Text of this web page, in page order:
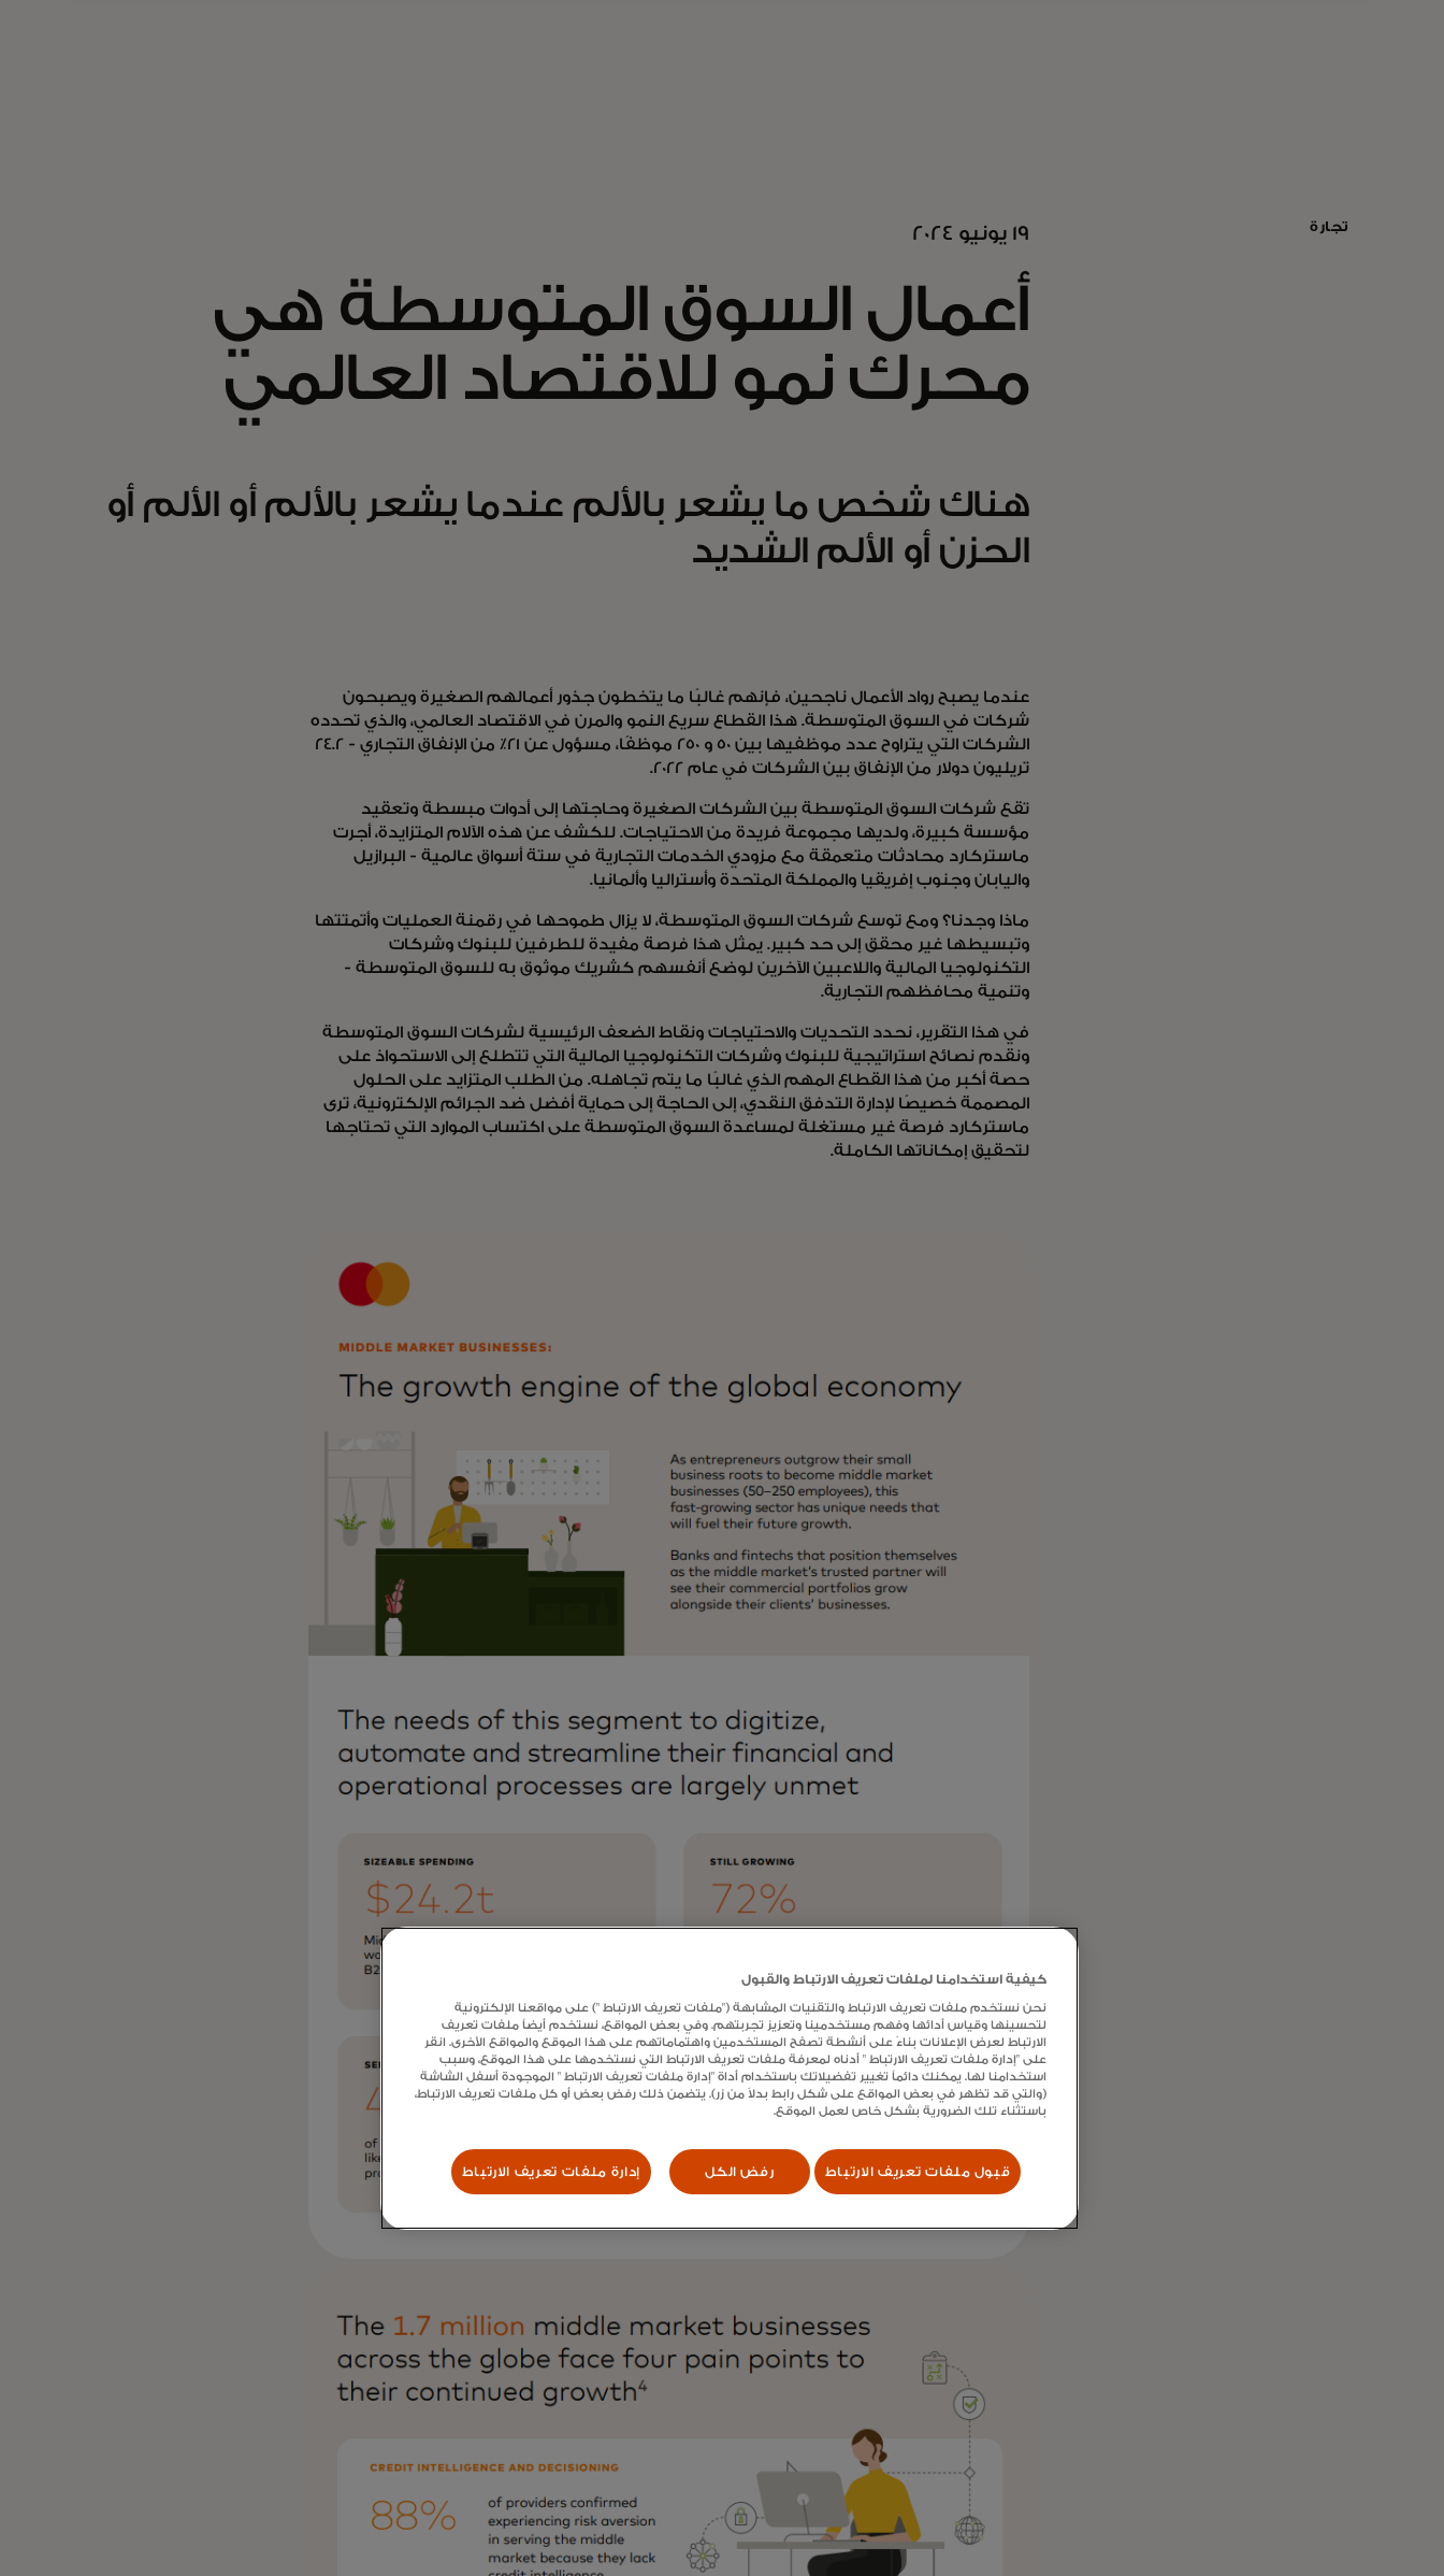
تجارة 19 يونيو 2024
أعمال السوق المتوسطة هي
محرك نمو للاقتصاد العالمي
هناك شخص ما يشعر بالألم عندما يشعر بالألم أو الألم أو
الحزن أو الألم الشديد
عندما يصبح رواد الأعمال ناجحين، فإنهم غالبًا ما يتخطون جذور أعمالهم الصغيرة ويصبحون
شركات في السوق المتوسطة. هذا القطاع سريع النمو والمرن في الاقتصاد العالمي، والذي تحدده
الشركات التي يتراوح عدد موظفيها بين 50 و 250 موظفًا، مسؤول عن 21٪ من الإنفاق التجاري - 24.2
تريليون دولار من الإنفاق بين الشركات في عام 2022.
تقع شركات السوق المتوسطة بين الشركات الصغيرة وحاجتها إلى أدوات مبسطة وتعقيد
مؤسسة كبيرة، ولديها مجموعة فريدة من الاحتياجات. للكشف عن هذه الآلام المتزايدة، أجرت
ماستركارد محادثات متعمقة مع مزودي الخدمات التجارية في ستة أسواق عالمية - البرازيل
واليابان وجنوب إفريقيا والمملكة المتحدة وأستراليا وألمانيا.
ماذا وجدنا؟ ومع توسع شركات السوق المتوسطة، لا يزال طموحها في رقمنة العمليات وأتمتتها
وتبسيطها غير محقق إلى حد كبير. يمثل هذا فرصة مفيدة للطرفين للبنوك وشركات
التكنولوجيا المالية واللاعبين الآخرين لوضع أنفسهم كشريك موثوق به للسوق المتوسطة -
وتنمية محافظهم التجارية.
في هذا التقرير، نحدد التحديات والاحتياجات ونقاط الضعف الرئيسية لشركات السوق المتوسطة
ونقدم نصائح استراتيجية للبنوك وشركات التكنولوجيا المالية التي تتطلع إلى الاستحواذ على
حصة أكبر من هذا القطاع المهم الذي غالبًا ما يتم تجاهله. من الطلب المتزايد على الحلول
المصممة خصيصًا لإدارة التدفق النقدي، إلى الحاجة إلى حماية أفضل ضد الجرائم الإلكترونية، ترى
ماستركارد فرصة غير مستغلة لمساعدة السوق المتوسطة على اكتساب الموارد التي تحتاجها
لتحقيق إمكاناتها الكاملة.
كيفية استخدامنا لملفات تعريف الارتباط والقبول
نحن نستخدم ملفات تعريف الارتباط والتقنيات المشابهة ("ملفات تعريف الارتباط ") على مواقعنا الإلكترونية
لتحسينها وقياس أدائها وفهم مستخدمينا وتعزيز تجربتهم. وفي بعض المواقع، نستخدم أيضاً ملفات تعريف
الارتباط لعرض الإعلانات بناءً على أنشطة تصفح المستخدمين واهتماماتهم على هذا الموقع والمواقع الأخرى. انقر
على "إدارة ملفات تعريف الارتباط " أدناه لمعرفة ملفات تعريف الارتباط التي نستخدمها على هذا الموقع، وسبب
استخدامنا لها. يمكنك دائماً تغيير تفضيلاتك باستخدام أداة "إدارة ملفات تعريف الارتباط " الموجودة أسفل الشاشة
(والتي قد تظهر في بعض المواقع على شكل رابط بدلاً من زر). يتضمن ذلك رفض بعض أو كل ملفات تعريف الارتباط،
باستثناء تلك الضرورية بشكل خاص لعمل الموقع.
قبول ملفات تعريف الارتباط رفض الكل إدارة ملفات تعريف الارتباط